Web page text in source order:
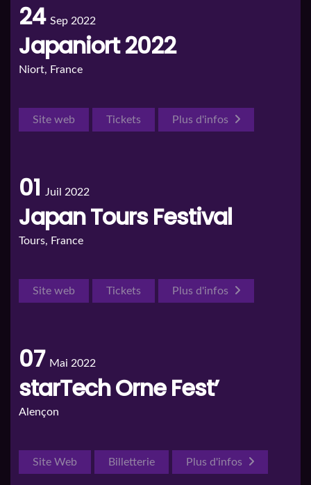
24 Sep 2022
Japaniort 2022
Niort, France
Site web Tickets Plus d'infos
01 Juil 2022
Japan Tours Festival
Tours, France
Site web Tickets Plus d'infos
07 Mai 2022
starTech Orne Fest’
Alençon
Site Web Billetterie Plus d'infos